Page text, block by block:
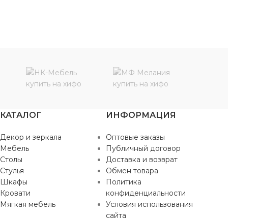
КАТАЛОГ
Декор и зеркала
Мебель
Столы
Стулья
Шкафы
Кровати
Мягкая мебель
ИНФОРМАЦИЯ
Оптовые заказы
Публичный договор
Доставка и возврат
Обмен товара
Политика
конфиденциальности
Условия использования
сайта